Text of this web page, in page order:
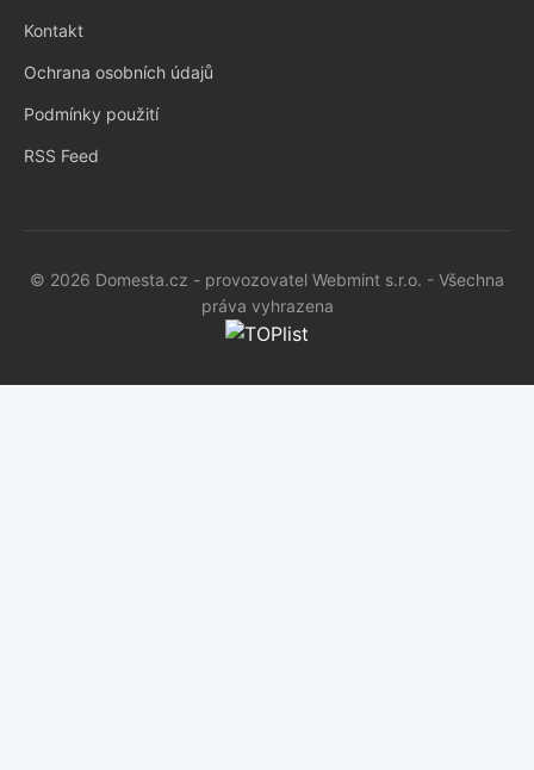
Kontakt
Ochrana osobních údajů
Podmínky použití
RSS Feed
© 2026 Domesta.cz - provozovatel Webmint s.r.o. - Všechna
práva vyhrazena